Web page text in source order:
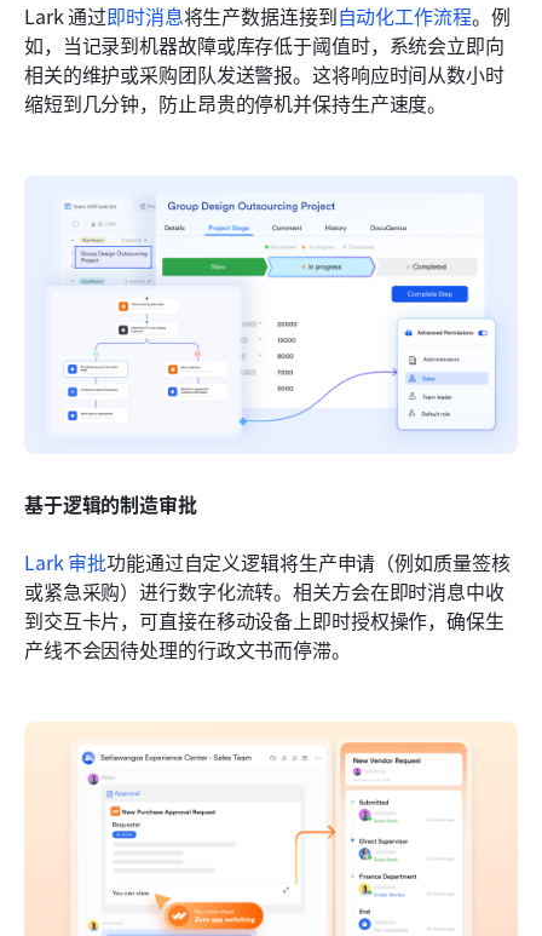
Lark 通过即时消息将生产数据连接到自动化工作流程。例
如，当记录到机器故障或库存低于阈值时，系统会立即向
相关的维护或采购团队发送警报。这将响应时间从数小时
缩短到几分钟，防止昂贵的停机并保持生产速度。
基于逻辑的制造审批
Lark 审批功能通过自定义逻辑将生产申请（例如质量签核
或紧急采购）进行数字化流转。相关方会在即时消息中收
到交互卡片，可直接在移动设备上即时授权操作，确保生
产线不会因待处理的行政文书而停滞。